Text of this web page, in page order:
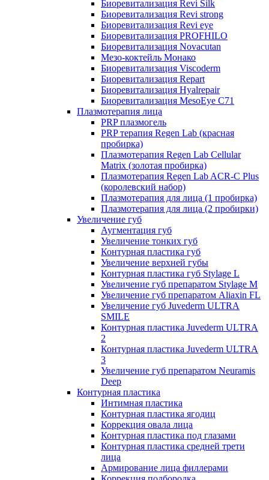
Биоревитализация Revi Silk
Биоревитализация Revi strong
Биоревитализация Revi eye
Биоревитализация PROFHILO
Биоревитализация Novacutan
Мезо-коктейль Монако
Биоревитализация Viscoderm
Биоревитализация Repart
Биоревитализация Hyalrepair
Биоревитализация MesoEye C71
Плазмотерапия лица
PRP плазмогель
PRP терапия Regen Lab (красная
пробирка)
Плазмотерапия Regen Lab Cellular
Matrix (золотая пробирка)
Плазмотерапия Regen Lab ACR-C Plus
(королевский набор)
Плазмотерапия для лица (1 пробирка)
Плазмотерапия для лица (2 пробирки)
Увеличение губ
Аугментация губ
Увеличение тонких губ
Контурная пластика губ
Увеличение верхней губы
Контурная пластика губ Stylage L
Увеличение губ препаратом Stylage M
Увеличение губ препаратом Aliaxin FL
Увеличение губ Juvederm ULTRA
SMILE
Контурная пластика Juvederm ULTRA
2
Контурная пластика Juvederm ULTRA
3
Увеличение губ препаратом Neuramis
Deep
Контурная пластика
Интимная пластика
Контурная пластика ягодиц
Коррекция овала лица
Контурная пластика под глазами
Контурная пластика средней трети
лица
Армирование лица филлерами